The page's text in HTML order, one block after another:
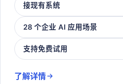
接现有系统
28 个企业 AI 应用场景
支持免费试用
了解详情